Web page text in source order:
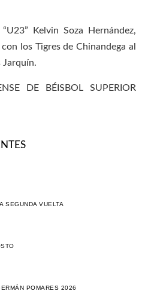
Kelvin Soza Hernández,
los Tigres de Chinandega al
Jarquín.
DE BÉISBOL SUPERIOR
SEGUNDA VUELTA
POMARES 2026